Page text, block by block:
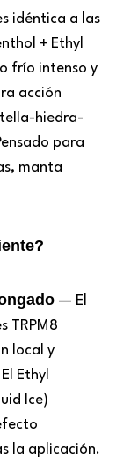
idéntica a las
+ Ethyl
frío intenso y
acción
hiedra-
para
manta
— El
TRPM8
local y
Ethyl
Ice)
la aplicación.